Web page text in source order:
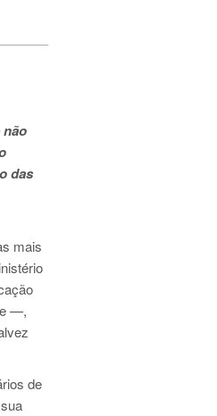
das
mais
—,
de